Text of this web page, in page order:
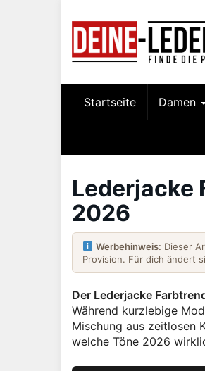
Startseite Damen
Lederjacke
2026
Werbehinweis: Dieser
Provision. Für dich ändert
Der Lederjacke
Während kurzlebige
Mischung aus zeitlosen
welche Töne 2026